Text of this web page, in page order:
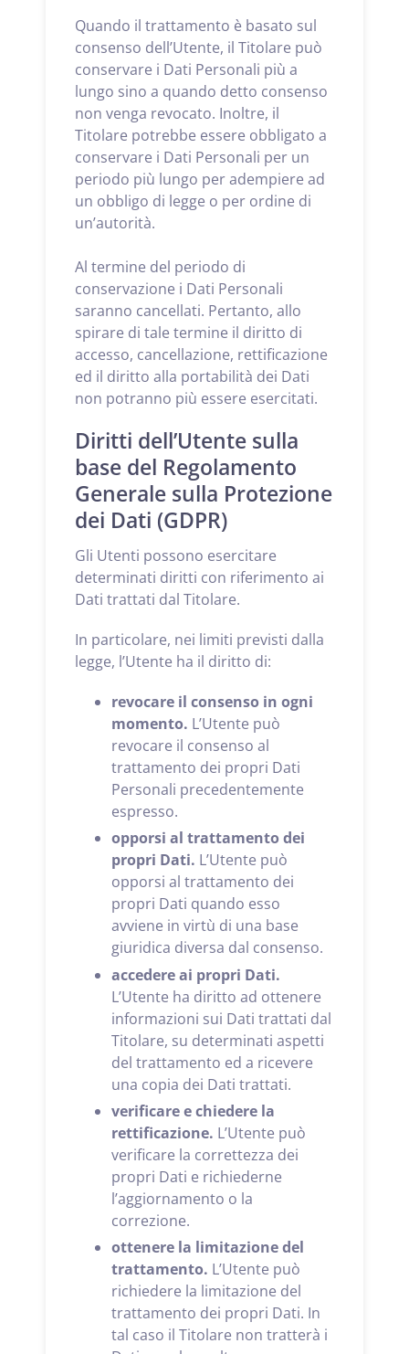
Quando il trattamento è basato sul
consenso dell’Utente, il Titolare può
conservare i Dati Personali più a
lungo sino a quando detto consenso
non venga revocato. Inoltre, il
Titolare potrebbe essere obbligato a
conservare i Dati Personali per un
periodo più lungo per adempiere ad
un obbligo di legge o per ordine di
un’autorità.
Al termine del periodo di
conservazione i Dati Personali
saranno cancellati. Pertanto, allo
spirare di tale termine il diritto di
accesso, cancellazione, rettificazione
ed il diritto alla portabilità dei Dati
non potranno più essere esercitati.
Diritti dell’Utente sulla
base del Regolamento
Generale sulla Protezione
dei Dati (GDPR)
Gli Utenti possono esercitare
determinati diritti con riferimento ai
Dati trattati dal Titolare.
In particolare, nei limiti previsti dalla
legge, l’Utente ha il diritto di:
revocare il consenso in ogni
momento. L’Utente può
revocare il consenso al
trattamento dei propri Dati
Personali precedentemente
espresso.
opporsi al trattamento dei
propri Dati. L’Utente può
opporsi al trattamento dei
propri Dati quando esso
avviene in virtù di una base
giuridica diversa dal consenso.
accedere ai propri Dati.
L’Utente ha diritto ad ottenere
informazioni sui Dati trattati dal
Titolare, su determinati aspetti
del trattamento ed a ricevere
una copia dei Dati trattati.
verificare e chiedere la
rettificazione. L’Utente può
verificare la correttezza dei
propri Dati e richiederne
l’aggiornamento o la
correzione.
ottenere la limitazione del
trattamento. L’Utente può
richiedere la limitazione del
trattamento dei propri Dati. In
tal caso il Titolare non tratterà i